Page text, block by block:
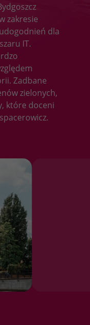
zakresie
dla
IT.
Zadbane
zielonych,
które doceni